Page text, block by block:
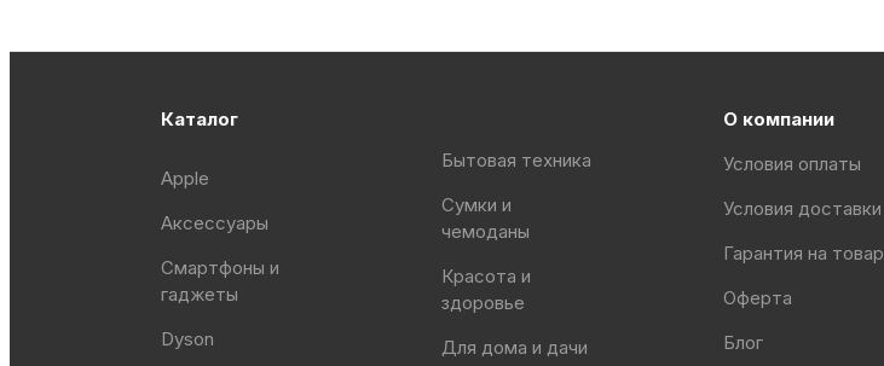
Каталог
Apple
Аксессуары
Смартфоны и
гаджеты
Dyson
Бытовая техника
Сумки и
чемоданы
Красота и
здоровье
Для дома и дачи
О компании
Условия оплаты
Условия доставки
Гарантия на товар
Оферта
Блог